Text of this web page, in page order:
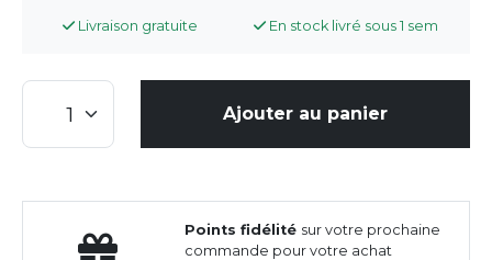
Livraison gratuite En stock livré sous 1 sem
Ajouter au panier
Points fidélité sur votre prochaine
commande pour votre achat